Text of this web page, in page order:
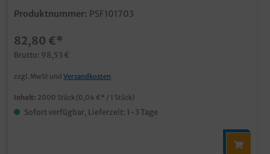
Produktnummer: PSF101703
82,80 €*
Brutto: 98,53 €
zzgl. MwSt und Versandkosten
Inhalt: 2000 Stück (0,04 €* / 1 Stück)
Sofort verfügbar, Lieferzeit: 1-3 Tage